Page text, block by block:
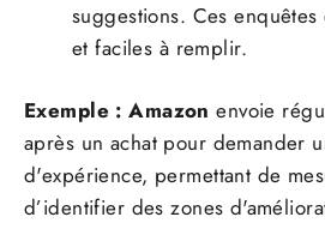
suggestions. Ces
et faciles à remplir.
Exemple : Amazon envoie
après un achat pour demander
d'expérience, permettant de
d’identifier des zones